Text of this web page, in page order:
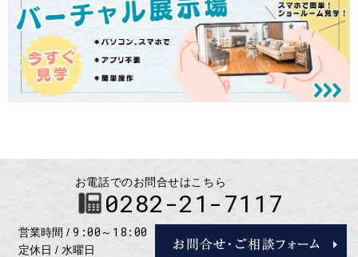
お電話でのお問合せはこちら
0282-21-7117
営業時間 9:00～18:00
定休日 水曜日